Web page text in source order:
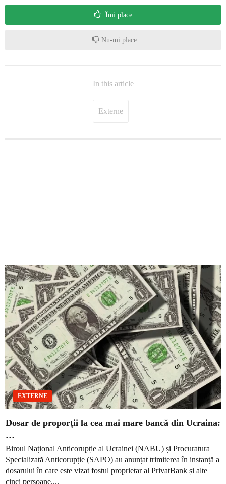
Îmi place
Nu-mi place
In this article
Externe
EXTERNE
Dosar de proporții la cea mai mare bancă din Ucraina:
…
Biroul Național Anticorupție al Ucrainei (NABU) și Procuratura
Specializată Anticorupție (SAPO) au anunțat trimiterea în instanță a
dosarului în care este vizat fostul proprietar al PrivatBank și alte
cinci persoane....